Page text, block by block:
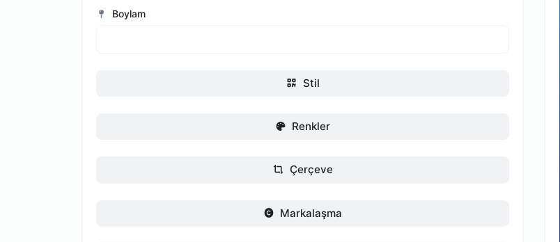
Boylam
Stil
Renkler
Çerçeve
Markalaşma